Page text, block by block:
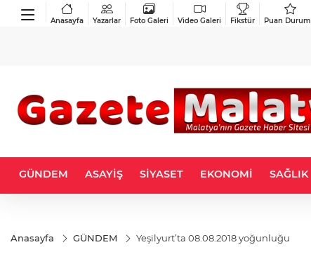
Anasayfa Yazarlar Foto Galeri Video Galeri Fikstür Puan
GÜNDEM ASAYİŞ SİYASET EKONOMİ SAĞLIK
Anasayfa GÜNDEM Yeşilyurt’ta 08.08.2018 yoğunluğu